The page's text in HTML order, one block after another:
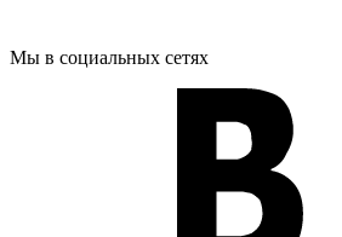
Мы в социальных сетях